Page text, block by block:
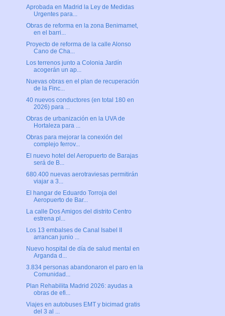
Aprobada en Madrid la Ley de Medidas
Urgentes para...
Obras de reforma en la zona Benimamet,
en el barri...
Proyecto de reforma de la calle Alonso
Cano de Cha...
Los terrenos junto a Colonia Jardín
acogerán un ap...
Nuevas obras en el plan de recuperación
de la Finc...
40 nuevos conductores (en total 180 en
2026) para ...
Obras de urbanización en la UVA de
Hortaleza para ...
Obras para mejorar la conexión del
complejo ferrov...
El nuevo hotel del Aeropuerto de Barajas
será de B...
680.400 nuevas aerotraviesas permitirán
viajar a 3...
El hangar de Eduardo Torroja del
Aeropuerto de Bar...
La calle Dos Amigos del distrito Centro
estrena pl...
Los 13 embalses de Canal Isabel II
arrancan junio ...
Nuevo hospital de día de salud mental en
Arganda d...
3.834 personas abandonaron el paro en la
Comunidad...
Plan Rehabilita Madrid 2026: ayudas a
obras de efi...
Viajes en autobuses EMT y bicimad gratis
del 3 al ...